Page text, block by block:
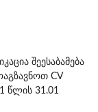
შეესაბამება
CV
წლის 31.01